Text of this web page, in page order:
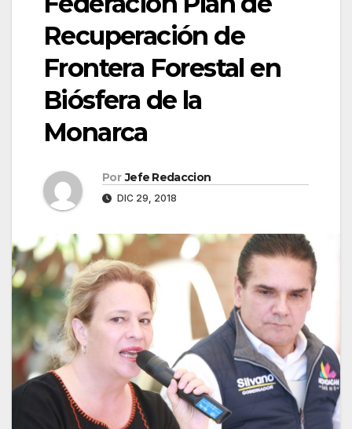
Recuperación de
Frontera Forestal en
Biósfera de la
Monarca
Por Jefe Redaccion
DIC 29, 2018